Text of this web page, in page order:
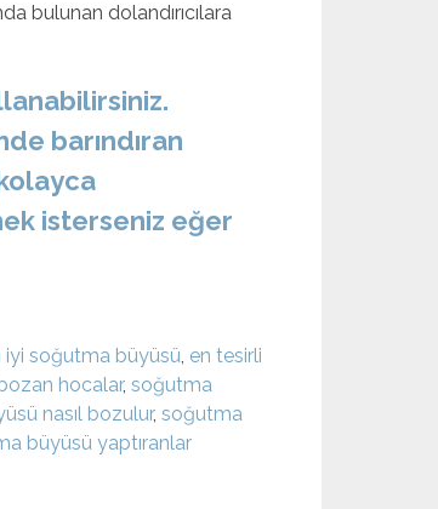
bulunan dolandırıcılara
barındıran
isterseniz eğer
iyi soğutma büyüsü, en tesirli
hocalar, soğutma
nasıl bozulur, soğutma
büyüsü yaptıranlar